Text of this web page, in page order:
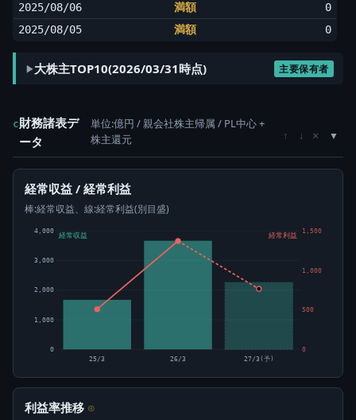
2025/08/06
満額
0
2025/08/05
満額 0
大株主TOP10(2026/03/31時点) 主要保有者
c財務諸表デ
ータ
単位:億円 / 親会社株主帰属 / PL中心 +
株主還元
↑ ↓ ×
経常収益 / 経常利益
棒:経常収益、線:経常利益(別目盛)
0
1,000
2,000
3,000
4,000
0
500
1,000
1,500
25/3 26/3 27/3(予)
経常収益 経常利益
利益率推移 ⊙